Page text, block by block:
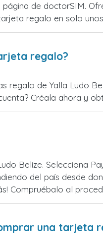
de doctorSIM.
regalo en solo
regalo?
regalo de Yalla Ludo
Créala ahora y
Belize. Selecciona
del país desde
Compruébalo al
una tarjeta